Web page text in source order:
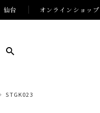
仙台 オンラインショップ
STGK023